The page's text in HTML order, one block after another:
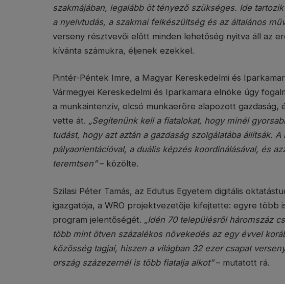
szakmájában, legalább öt tényező szükséges. Ide
a nyelvtudás, a szakmai felkészültség és az általános
verseny résztvevői előtt minden lehetőség nyitva áll az
kívánta számukra, éljenek ezekkel.
Pintér-Péntek Imre, a Magyar Kereskedelmi és
Vármegyei Kereskedelmi és Iparkamara elnöke úgy
a munkaintenzív, olcsó munkaerőre alapozott gazdaság,
vette át. „Segítenünk kell a fiatalokat, hogy minél
tudást, hogy azt aztán a gazdaság szolgálatába állítsák.
pályaorientációval, a duális képzés koordinálásával, és
teremtsen”– közölte.
Szilasi Péter Tamás, az Edutus Egyetem digitális
igazgatója, a WRO projektvezetője kifejtette: egyre több
program jelentőségét. „Idén 70 településről háromszáz
több mint ötven százalékos növekedés az egy évvel
közösség tagjai, hiszen a világban 32 ezer csapat
ország százezernél is több fiatalja alkot”– mutatott rá.